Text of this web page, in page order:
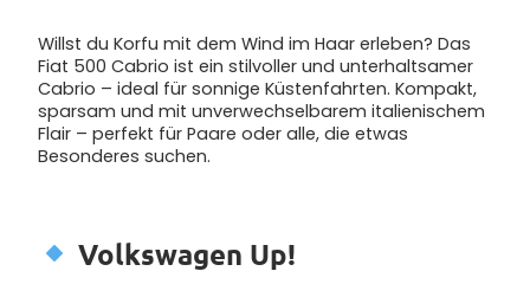
Willst du Korfu mit dem Wind im Haar erleben? Das
Fiat 500 Cabrio ist ein stilvoller und unterhaltsamer
Cabrio – ideal für sonnige Küstenfahrten. Kompakt,
sparsam und mit unverwechselbarem italienischem
Flair – perfekt für Paare oder alle, die etwas
Besonderes suchen.
Volkswagen Up!